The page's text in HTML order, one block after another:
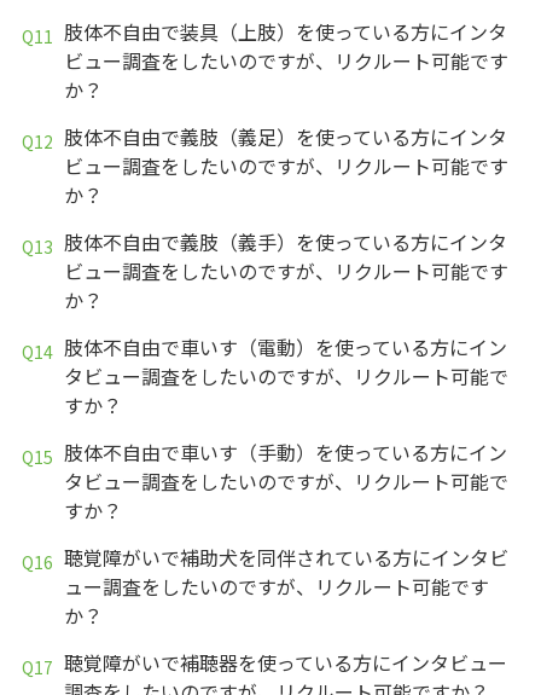
肢体不自由で装具（上肢）を使っている方にインタ
ビュー調査をしたいのですが、リクルート可能です
か？
肢体不自由で義肢（義足）を使っている方にインタ
ビュー調査をしたいのですが、リクルート可能です
か？
肢体不自由で義肢（義手）を使っている方にインタ
ビュー調査をしたいのですが、リクルート可能です
か？
肢体不自由で車いす（電動）を使っている方にイン
タビュー調査をしたいのですが、リクルート可能で
すか？
肢体不自由で車いす（手動）を使っている方にイン
タビュー調査をしたいのですが、リクルート可能で
すか？
聴覚障がいで補助犬を同伴されている方にインタビ
ュー調査をしたいのですが、リクルート可能です
か？
聴覚障がいで補聴器を使っている方にインタビュー